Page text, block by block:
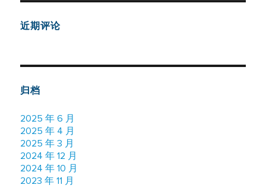
近期评论
归档
2025 年 6 月
2025 年 4 月
2025 年 3 月
2024 年 12 月
2024 年 10 月
2023 年 11 月